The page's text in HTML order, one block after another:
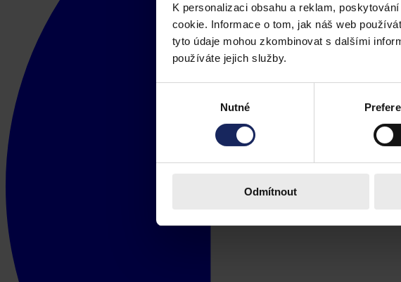
K personalizaci obsahu a reklam,
cookie. Informace o tom, jak náš web
tyto údaje mohou zkombinovat s dalšími
používáte jejich služby.
Nutné
Odmítnout